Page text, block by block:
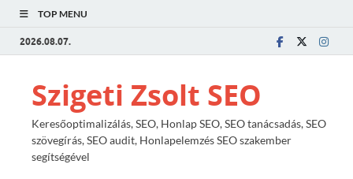
TOP MENU
2026.08.07.
Szigeti Zsolt SEO
Keresőoptimalizálás, SEO, Honlap SEO, SEO tanácsadás, SEO
szövegírás, SEO audit, Honlapelemzés SEO szakember
segítségével